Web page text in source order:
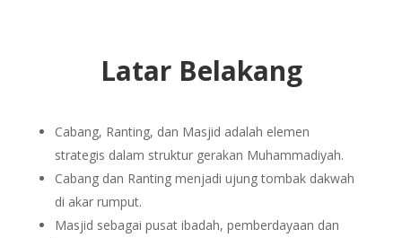
Latar Belakang
Cabang, Ranting, dan Masjid adalah elemen
strategis dalam struktur gerakan Muhammadiyah.
Cabang dan Ranting menjadi ujung tombak dakwah
di akar rumput.
Masjid sebagai pusat ibadah, pemberdayaan dan